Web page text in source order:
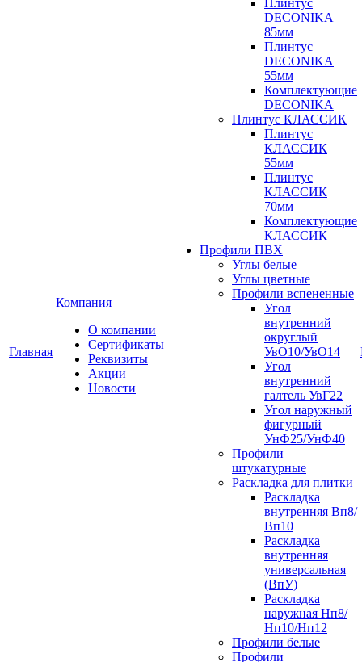
Главная
Компания
О компании
Сертификаты
Реквизиты
Акции
Новости
Плинтус
DECONIKA
85мм
Плинтус
DECONIKA
55мм
Комплектующие
DECONIKA
Плинтус КЛАССИК
Плинтус
КЛАССИК
55мм
Плинтус
КЛАССИК
70мм
Комплектующие
КЛАССИК
Профили ПВХ
Углы белые
Углы цветные
Профили вспененные
Угол
внутренний
округлый
УвО10/УвО14
Угол
внутренний
галтель УвГ22
Угол наружный
фигурный
УнФ25/УнФ40
Профили
штукатурные
Раскладка для плитки
Раскладка
внутренняя Вп8/
Вп10
Раскладка
внутренняя
универсальная
(ВпУ)
Раскладка
наружная Нп8/
Нп10/Нп12
Профили белые
Профили